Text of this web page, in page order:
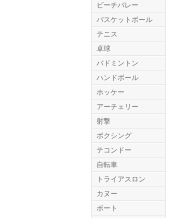
ビーチバレー
バスケットボール
テニス
卓球
バドミントン
ハンドボール
ホッケー
アーチェリー
射撃
ボクシング
テコンドー
自転車
トライアスロン
カヌー
ボート
Twitter.com